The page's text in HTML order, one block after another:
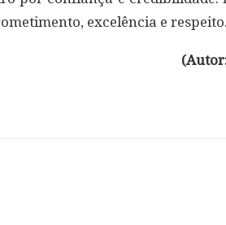
excelência e respeito.